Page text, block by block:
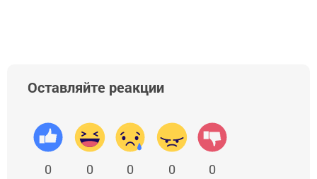
Оставляйте реакции
0 0 0 0 0